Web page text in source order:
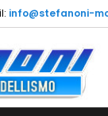
info@stefanoni-